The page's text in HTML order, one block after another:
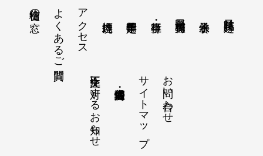
アクセス
よくあるご質問
檀信徒の窓
お問い合わせ
サイトマップ
不正注文に対するお知らせ